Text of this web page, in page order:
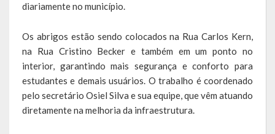
Agricultura
Fazenda
Obras e Viação
diariamente no município.
Os abrigos estão sendo colocados na Rua Carlos Kern,
na Rua Cristino Becker e também em um ponto no
interior, garantindo mais segurança e conforto para
estudantes e demais usuários. O trabalho é coordenado
pelo secretário Osiel Silva e sua equipe, que vêm atuando
diretamente na melhoria da infraestrutura.